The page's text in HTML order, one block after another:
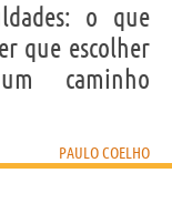
CONTEÚDOS
o que
que escolher
caminho
PAULO COELHO